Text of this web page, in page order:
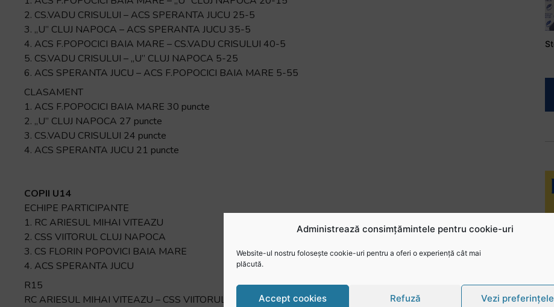
Administrează consimțămintele pentru cookie-uri
Website-ul nostru folosește cookie-uri pentru a oferi o experiență cât mai
plăcută.
Accept cookies Refuză Vezi preferințele
2. CS.VADU CRISULUI – ACS SPERANTA JUCU 25-5
3. „U” CLUJ NAPOCA – ACS SPERANTA JUCU 35-5
4. ACS F.POPOCICI BAIA MARE – CS.VADU CRISULUI 40-5
5. CS.VADU CRISULUI – „U” CLUJ NAPOCA 5-25
6. ACS SPERANTA JUCU – ACS F.POPOCICI BAIA MARE 5-55
CLASAMENT
1. ACS F.POPOCICI BAIA MARE 30 puncte
2. „U” CLUJ NAPOCA 27 puncte
3. CS.VADU CRISULUI 24 puncte
4. ACS SPERANTA JUCU 21 puncte
COPII U14
ECHIPE PARTICIPANTE
1. RC ARIESUL MIHAI VITEAZU
2. CSS VIITORUL CLUJ NAPOCA
3. CS FLORIN POPOVICI BAIA MARE
4. ACS SPERANTA JUCU
R15
RC ARIESUL MIHAI VITEAZU – CSS VIITORUL CLUJ NAPOCA 20-14